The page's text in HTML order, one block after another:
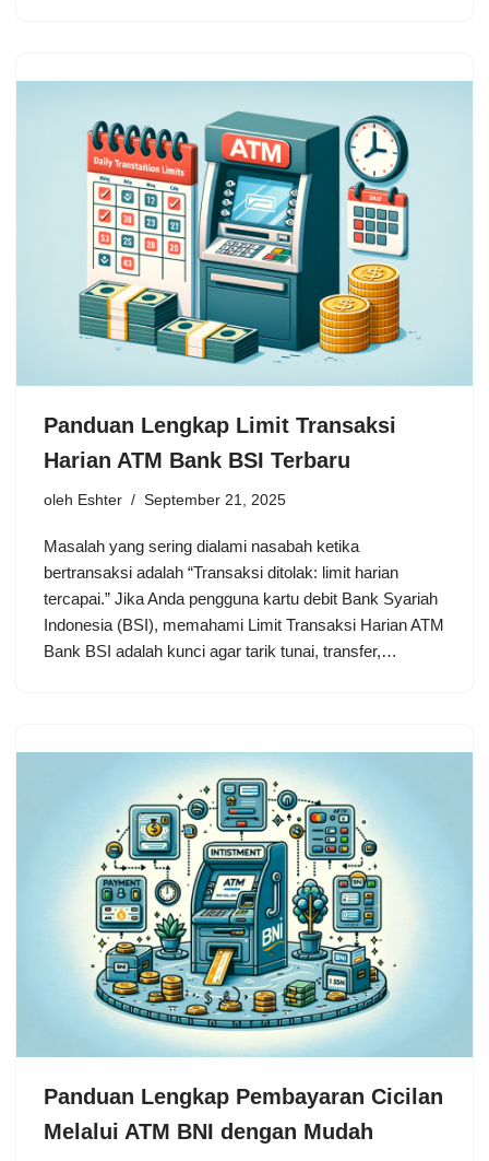
Panduan Lengkap Limit Transaksi
Harian ATM Bank BSI Terbaru
oleh Eshter September 21, 2025
Masalah yang sering dialami nasabah ketika
bertransaksi adalah “Transaksi ditolak: limit harian
tercapai.” Jika Anda pengguna kartu debit Bank Syariah
Indonesia (BSI), memahami Limit Transaksi Harian ATM
Bank BSI adalah kunci agar tarik tunai, transfer,…
Panduan Lengkap Pembayaran Cicilan
Melalui ATM BNI dengan Mudah